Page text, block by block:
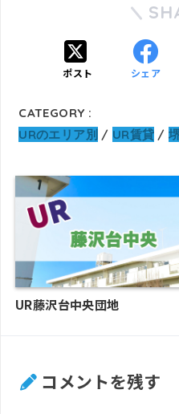
ポスト シェア
CATEGORY :
URのエリア別
UR賃貸
UR藤沢台中央団地
コメントを残す